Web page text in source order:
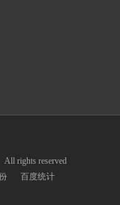
All rights reserved
百度统计